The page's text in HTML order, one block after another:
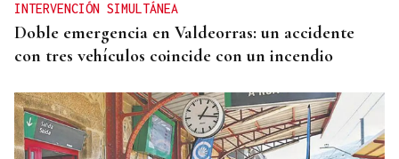
INTERVENCIÓN SIMULTÁNEA
Doble emergencia en Valdeorras: un accidente
con tres vehículos coincide con un incendio